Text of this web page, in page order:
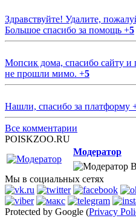
Здравствуйте! Удалите,
Большое спасибо за помощь +5
Мопсик дома, спасибо сайту
не прошли мимо. +5
Нашли, спасибо за платформу
Все комментарии
POISKZOO.RU
Модератор
Мы в социальных сетях
Protected by Google (Privacy